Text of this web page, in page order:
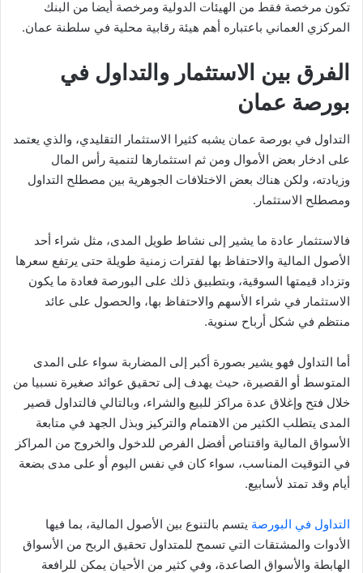
تكون مرخصة فقط من الهيئات الدولية ومرخصة أيضا من البنك
المركزي العماني باعتباره أهم هيئة رقابية محلية في سلطنة عمان.
الفرق بين الاستثمار والتداول في
بورصة عمان
التداول في بورصة عمان يشبه كثيرا الاستثمار التقليدي، والذي يعتمد
على ادخار بعض الأموال ومن ثم استثمارها لتنمية رأس المال
وزيادته، ولكن هناك بعض الاختلافات الجوهرية بين مصطلح التداول
ومصطلح الاستثمار.
فالاستثمار عادة ما يشير إلى نشاط طويل المدى، مثل شراء أحد
الأصول المالية والاحتفاظ بها لفترات زمنية طويلة حتى يرتفع سعرها
وتزداد قيمتها السوقية، وبتطبيق ذلك على البورصة فعادة ما يكون
الاستثمار في شراء الأسهم والاحتفاظ بها، والحصول على عائد
منتظم في شكل أرباح سنوية.
أما التداول فهو يشير بصورة أكبر إلى المضاربة سواء على المدى
المتوسط أو القصيرة، حيث يهدف إلى تحقيق عوائد صغيرة نسبيا من
خلال فتح وإغلاق عدة مراكز للبيع والشراء، وبالتالي فالتداول قصير
المدى يتطلب الكثير من الاهتمام والتركيز وبذل الجهد في متابعة
الأسواق المالية واقتناص أفضل الفرص للدخول والخروج من المراكز
في التوقيت المناسب، سواء كان في نفس اليوم أو على مدى بضعة
أيام وقد تمتد لأسابيع.
التداول في البورصة يتسم بالتنوع بين الأصول المالية، بما فيها
الأدوات والمشتقات التي تسمح للمتداول تحقيق الربح من الأسواق
الهابطة والأسواق الصاعدة، وفي كثير من الأحيان يمكن للرافعة